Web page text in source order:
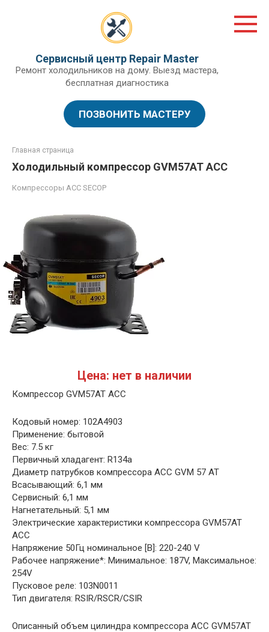
Сервисный центр Repair Master
Ремонт холодильников на дому. Выезд мастера,
бесплатная диагностика
ПОЗВОНИТЬ МАСТЕРУ
Главная страница
Холодильный компрессор GVM57AT ACC
Компрессоры ACC SECOP
Цена: нет в наличии
Компрессор GVM57AT ACC
Кодовый номер: 102A4903
Применение: бытовой
Вес: 7.5 кг
Первичный хладагент: R134a
Диаметр патрубков компрессора ACC GVM 57 AT
Всасывающий: 6,1 мм
Сервисный: 6,1 мм
Нагнетательный: 5,1 мм
Электрические характеристики компрессора GVM57AT
АСС
Напряжение 50Гц номинальное [В]: 220-240 V
Рабочее напряжение*: Минимальное: 187V, Максимальное:
254V
Пусковое реле: 103N0011
Тип двигателя: RSIR/RSCR/CSIR
Описанный объем цилиндра компрессора АСС GVM57AT